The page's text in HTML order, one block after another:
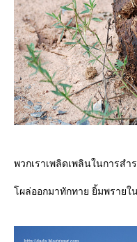
พวกเราเพลิดเพลินในการส
ผล่ออกมาทักทาย ยิ้มพรายใ